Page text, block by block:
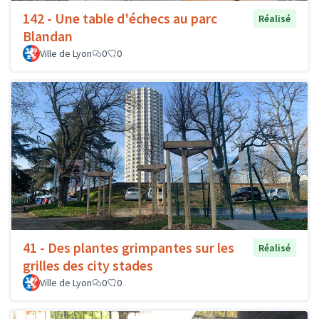
142 - Une table d'échecs au parc
Blandan
Réalisé
Ville de Lyon 0 0
41 - Des plantes grimpantes sur les
grilles des city stades
Réalisé
Ville de Lyon 0 0